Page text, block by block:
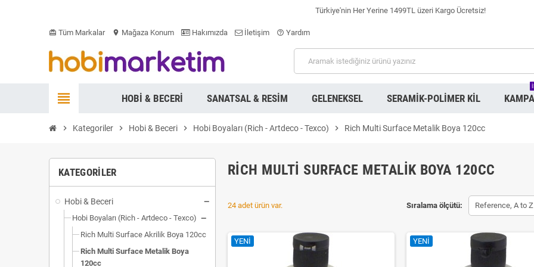
Türkiye'nin Her Yerine 1499TL üzeri Kargo Ücretsiz!
card_giftcard Tüm Markalar location_on Mağaza Konum Hakımızda İletişim help_outline Yardım
view_headline HOBI & BECERI SANATSAL & RESIM GELENEKSEL SERAMIK-POLIMER KIL
chevron_right Kategoriler chevron_right Hobi & Beceri chevron_right Hobi Boyaları (Rich - Artdeco - Texco) chevron_right Rich Multi Surface Metalik Boya 120cc
KATEGORILER
Hobi & Beceri
Hobi Boyaları (Rich - Artdeco - Texco)
Rich Multi Surface Akrilik Boya 120cc
Rich Multi Surface Metalik Boya
120cc
RICH MULTI SURFACE METALIK BOYA 120CC
Sıralama ölçütü: Reference, A to Z
24 adet ürün var.
YENI YENI